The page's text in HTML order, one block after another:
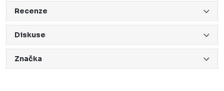
Recenze
Diskuse
Značka